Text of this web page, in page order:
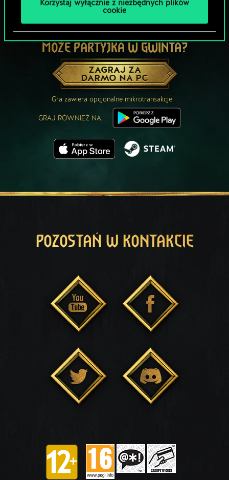
Korzystaj wyłącznie z niezbędnych plików
cookie
MOŻE PARTYJKA W GWINTA?
ZAGRAJ ZA
DARMO NA PC
Gra zawiera opcjonalne mikrotransakcje
GRAJ RÓWNIEŻ NA:
POZOSTAŃ W KONTAKCIE